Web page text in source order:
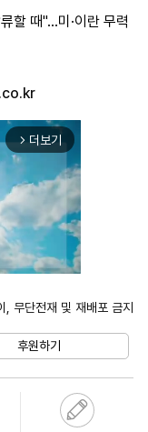
할 때"…미·이란 무력
arrow_forward_ios 더보기
무단전재 및 재배포 금지
후원하기